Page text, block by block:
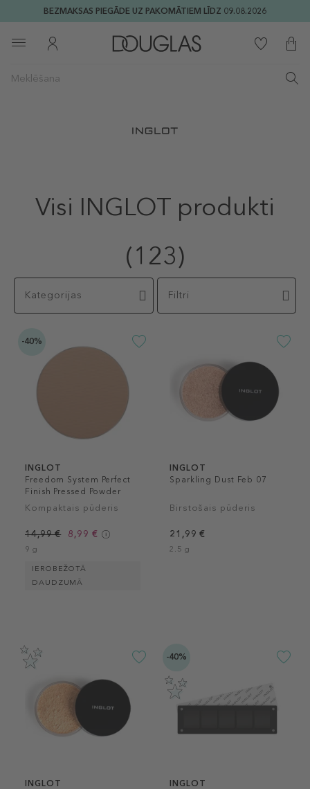
BEZMAKSAS PIEGĀDE UZ PAKOMĀTIEM LĪDZ 09.08.2026
Visi INGLOT produkti
(123)
Kategorijas Filtri
-40%
INGLOT
Freedom System Perfect
Finish Pressed Powder
Kompaktais pūderis
14,99 € 8,99 €
9 g
IEROBEŽOTĀ
DAUDZUMĀ
INGLOT
Sparkling Dust Feb 07
Birstošais pūderis
21,99 €
2.5 g
INGLOT
-40%
INGLOT